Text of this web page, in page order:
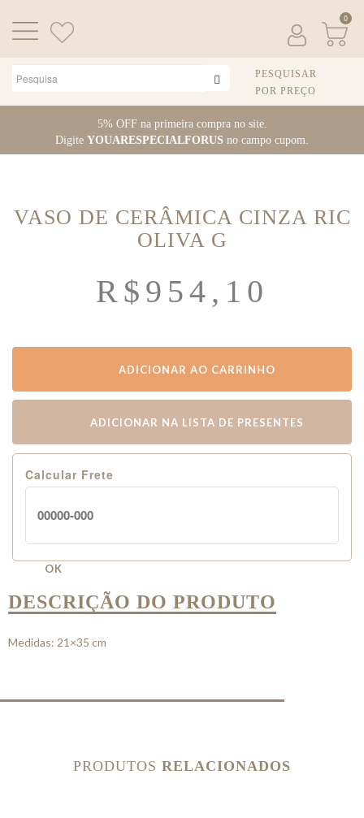
o
5% OFF na primeira compra no site.
Digite YOUARESPECIALFORUS no campo cupom.
0
PESQUISAR
POR PREÇO
VASO DE CERÂMICA CINZA RIC
OLIVA G
R$ 954,10
ADICIONAR AO CARRINHO
ADICIONAR NA LISTA DE PRESENTES
Calcular Frete
OK
DESCRIÇÃO DO PRODUTO
Medidas: 21×35 cm
PRODUTOS RELACIONADOS